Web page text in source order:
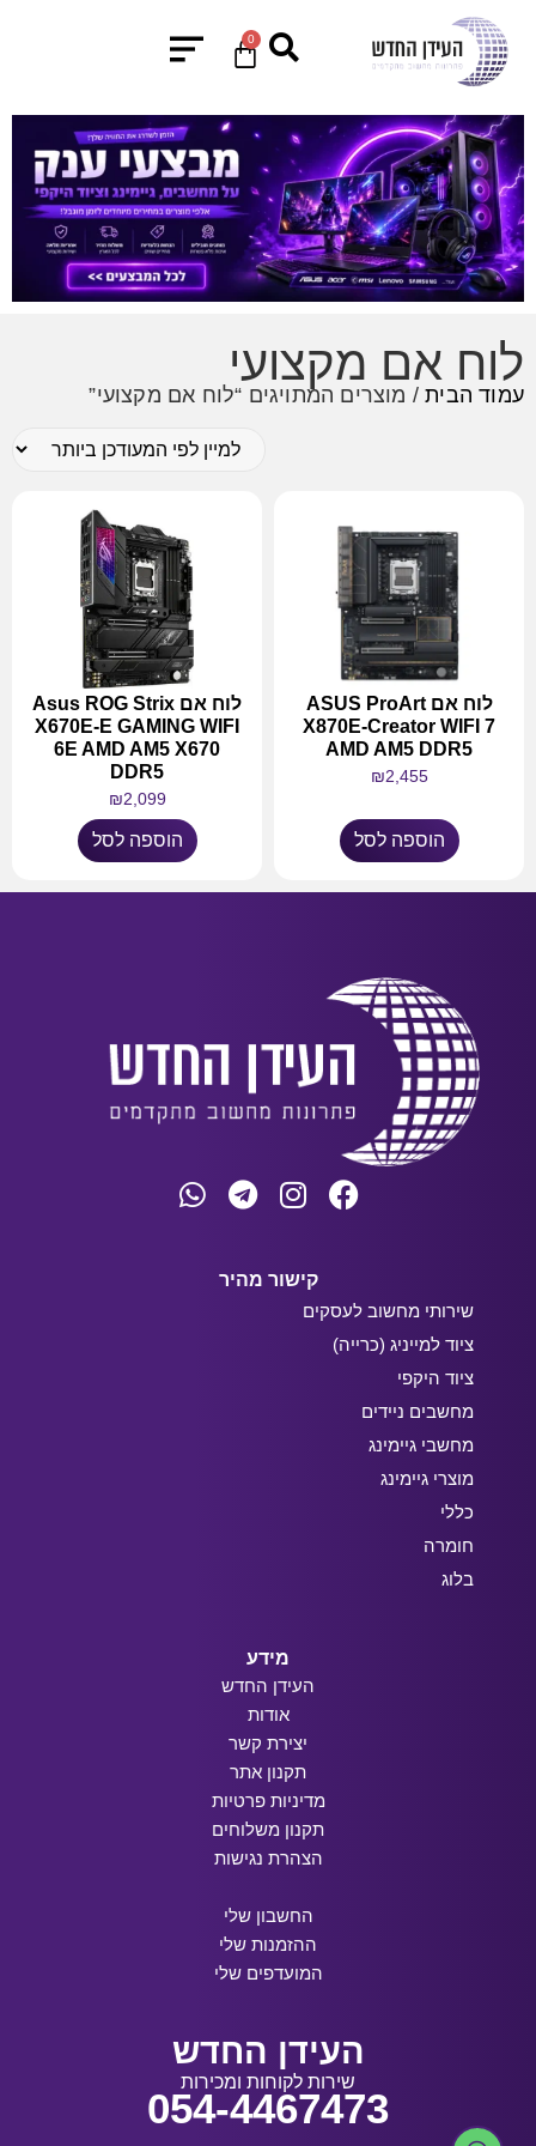
0
לוח אם מקצועי
עמוד הבית/ מוצרים המתויגים “לוח אם מקצועי”
לוח אם ASUS ProArt
X870E-Creator WIFI 7
AMD AM5 DDR5
₪2,455
הוספה לסל
לוח אם Asus ROG Strix
X670E-E GAMING WIFI
6E AMD AM5 X670
DDR5
₪2,099
הוספה לסל
קישור מהיר
שירותי מחשוב לעסקים
ציוד למייניג (כרייה)
ציוד היקפי
מחשבים ניידים
מחשבי גיימינג
מוצרי גיימינג
כללי
חומרה
בלוג
מידע
העידן החדש
אודות
יצירת קשר
תקנון אתר
מדיניות פרטיות
תקנון משלוחים
הצהרת נגישות
החשבון שלי
ההזמנות שלי
המועדפים שלי
העידן החדש
שירות לקוחות ומכירות
054-4467473